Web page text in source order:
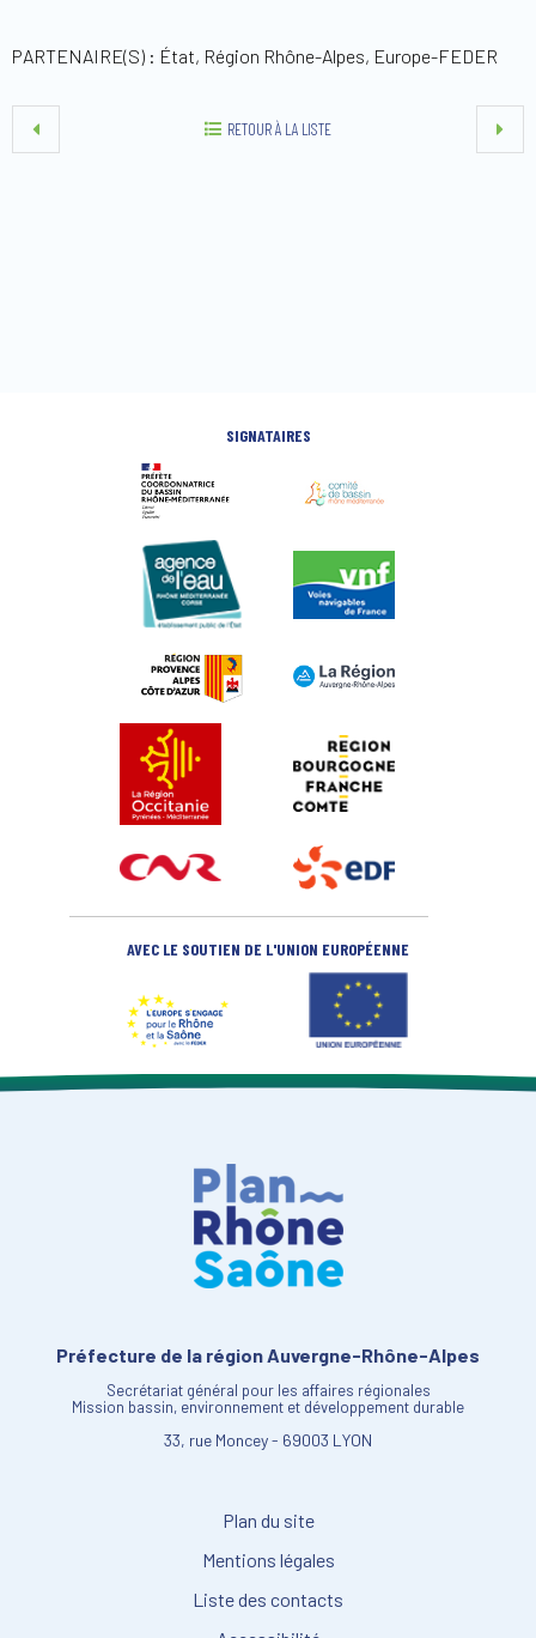
PARTENAIRE(S) : État, Région Rhône-Alpes, Europe-FEDER
RETOUR À LA LISTE
SIGNATAIRES
AVEC LE SOUTIEN DE L'UNION EUROPÉENNE
Préfecture de la région Auvergne-Rhône-Alpes
Secrétariat général pour les affaires régionales
Mission bassin, environnement et développement durable
33, rue Moncey - 69003 LYON
Plan du site
Mentions légales
Liste des contacts